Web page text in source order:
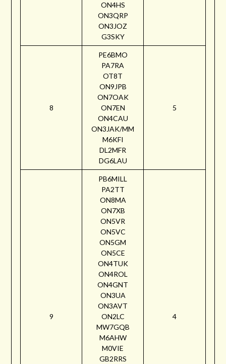
ON4HS
ON3QRP
ON3JOZ
G3SKY
8
PE6BMO
PA7RA
OT8T
ON9JPB
ON7OAK
ON7EN
ON4CAU
ON3JAK/MM
M6KFI
DL2MFR
DG6LAU
5
9
PB6MILL
PA2TT
ON8MA
ON7XB
ON5VR
ON5VC
ON5GM
ON5CE
ON4TUK
ON4ROL
ON4GNT
ON3UA
ON3AVT
ON2LC
MW7GQB
M6AHW
M0VIE
GB2RRS
4